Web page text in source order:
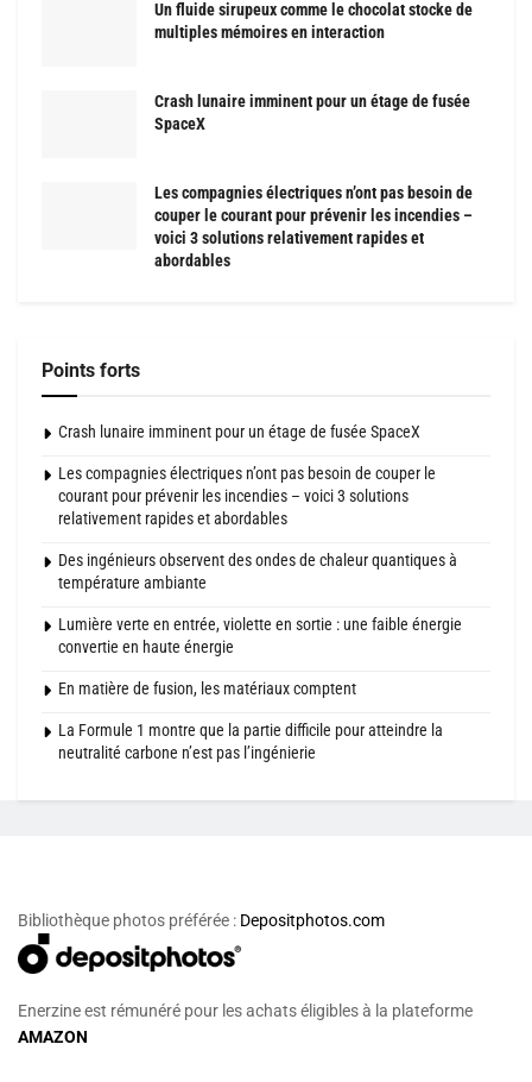
Un fluide sirupeux comme le chocolat stocke de
multiples mémoires en interaction
Crash lunaire imminent pour un étage de fusée
SpaceX
Les compagnies électriques n’ont pas besoin de
couper le courant pour prévenir les incendies –
voici 3 solutions relativement rapides et
abordables
Points forts
Crash lunaire imminent pour un étage de fusée SpaceX
Les compagnies électriques n’ont pas besoin de couper le
courant pour prévenir les incendies – voici 3 solutions
relativement rapides et abordables
Des ingénieurs observent des ondes de chaleur quantiques à
température ambiante
Lumière verte en entrée, violette en sortie : une faible énergie
convertie en haute énergie
En matière de fusion, les matériaux comptent
La Formule 1 montre que la partie difficile pour atteindre la
neutralité carbone n’est pas l’ingénierie
Bibliothèque photos préférée : Depositphotos.com
Enerzine est rémunéré pour les achats éligibles à la plateforme
AMAZON